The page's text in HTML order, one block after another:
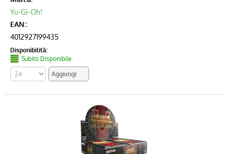
Yu-Gi-Oh!
EAN::
4012927199435
Disponibilità:
Subito Disponibile